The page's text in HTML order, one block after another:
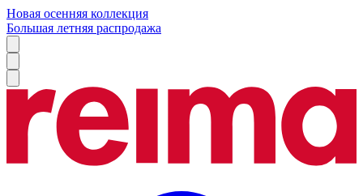
Новая осенняя коллекция
Большая летняя распродажа